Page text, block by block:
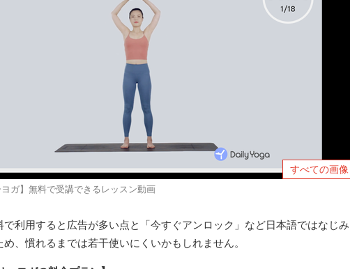
すべての画像
ヨガ】無料で受講できるレッスン動画
で利用すると広告が多い点と「今すぐアンロック」など日本語ではなじみ
、慣れるまでは若干使いにくいかもしれません。